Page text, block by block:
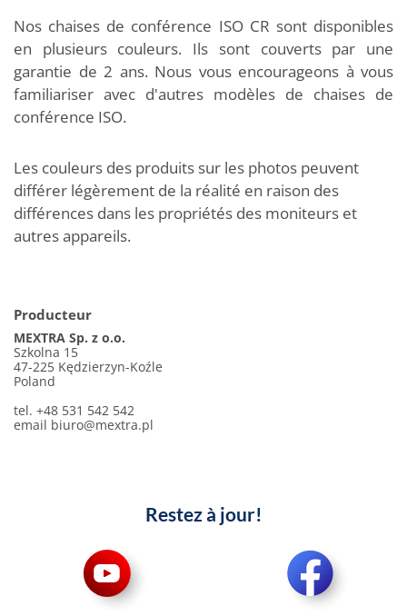
Nos chaises de conférence ISO CR sont disponibles
en plusieurs couleurs. Ils sont couverts par une
garantie de 2 ans. Nous vous encourageons à vous
familiariser avec d'autres modèles de chaises de
conférence ISO.
Les couleurs des produits sur les photos peuvent
différer légèrement de la réalité en raison des
différences dans les propriétés des moniteurs et
autres appareils.
Producteur
MEXTRA Sp. z o.o.
Szkolna 15
47-225 Kędzierzyn-Koźle
Poland
tel. +48 531 542 542
email biuro@mextra.pl
Restez à jour!